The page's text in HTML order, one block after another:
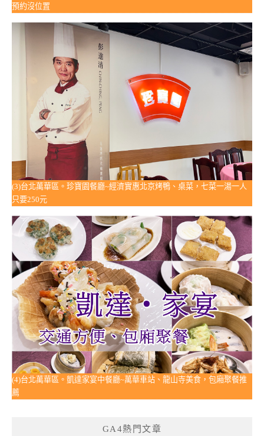
預約沒位置
(3)台北萬華區。珍寶園餐廳~經濟實惠北京烤鴨、桌菜，七菜一湯一人
只要250元
(4)台北萬華區。凱達家宴中餐廳~萬華車站、龍山寺美食，包廂聚餐推
薦
GA4熱門文章